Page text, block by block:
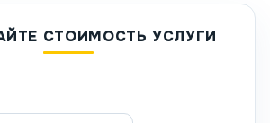
СТОИМОСТЬ УСЛУГИ